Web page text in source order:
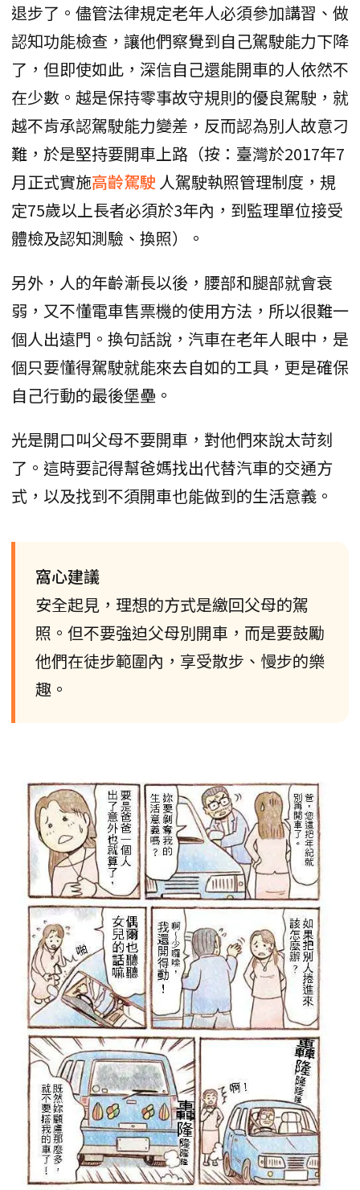
退步了。儘管法律規定老年人必須參加講習、做
認知功能檢查，讓他們察覺到自己駕駛能力下降
了，但即使如此，深信自己還能開車的人依然不
在少數。越是保持零事故守規則的優良駕駛，就
越不肯承認駕駛能力變差，反而認為別人故意刁
難，於是堅持要開車上路（按：臺灣於2017年7
月正式實施高齡駕駛 人駕駛執照管理制度，規
定75歲以上長者必須於3年內，到監理單位接受
體檢及認知測驗、換照）。
另外，人的年齡漸長以後，腰部和腿部就會衰
弱，又不懂電車售票機的使用方法，所以很難一
個人出遠門。換句話說，汽車在老年人眼中，是
個只要懂得駕駛就能來去自如的工具，更是確保
自己行動的最後堡壘。
光是開口叫父母不要開車，對他們來說太苛刻
了。這時要記得幫爸媽找出代替汽車的交通方
式，以及找到不須開車也能做到的生活意義。
窩心建議
安全起見，理想的方式是繳回父母的駕
照。但不要強迫父母別開車，而是要鼓勵
他們在徒步範圍內，享受散步、慢步的樂
趣。